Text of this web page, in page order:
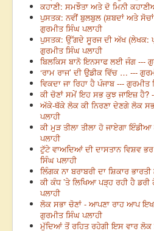
ਕਹਾਣੀ: ਸਮਝੌਤਾ ਅਤੇ ਦੋ ਮਿਨੀ
ਪੁਸਤਕ: ਨਵੀਂ ਬੁਲਬੁਲ (ਸ਼ਬਦਾਂ ਅਤੇ
ਗੁਰਮੀਤ ਸਿੰਘ ਪਲਾਹੀ
ਪੁਸਤਕ: ਉੱਗਦੇ ਸੂਰਜ ਦੀ ਅੱਖ (ਲੇਖਕ:
ਗੁਰਮੀਤ ਸਿੰਘ ਪਲਾਹੀ
ਬਿਲਕਿਸ ਬਾਨੋ ਇਨਸਾਫ ਲਈ ਜੰਗ ---
‘ਰਾਮ ਰਾਜ’ ਦੀ ਉਡੀਕ ਵਿੱਚ … ---
ਵਿਕਦਾ ਜਾ ਰਿਹਾ ਹੈ ਪੰਜਾਬ --- ਗੁਰਮੀਤ
ਕੀ ਚੋਣਾਂ ਸਮੇਂ ਇਹ ਸਭ ਕੁਝ ਜਾਇਜ਼ ਹੈ?
ਅੱਕੇ-ਥੱਕੇ ਲੋਕ ਕੀ ਨਿਰਣਾ ਦੇਣਗੇ ਲੋਕ
ਪਲਾਹੀ
ਕੀ ਮੁੜ ਤੀਲਾ ਤੀਲਾ ਹੋ ਜਾਏਗਾ
ਪਲਾਹੀ
ਟੁੱਟੇ ਵਾਅਦਿਆਂ ਦੀ ਦਾਸਤਾਨ ਵਿਸ਼ਵ
ਸਿੰਘ ਪਲਾਹੀ
ਲਿੰਗਕ ਨਾ ਬਰਾਬਰੀ ਦਾ ਸ਼ਿਕਾਰ
ਕੀ ਕੰਧ ’ਤੇ ਲਿਖਿਆ ਪੜ੍ਹ ਰਹੀ ਹੈ
ਪਲਾਹੀ
ਲੋਕ ਸਭਾ ਚੋਣਾਂ - ਆਪਣਾ ਰਾਹ ਆਪ
ਗੁਰਮੀਤ ਸਿੰਘ ਪਲਾਹੀ
ਮੁੱਦਿਆਂ ਤੋਂ ਰਹਿਤ ਰਹੇਗੀ ਇਸ ਵਾਰ ਲੋਕ